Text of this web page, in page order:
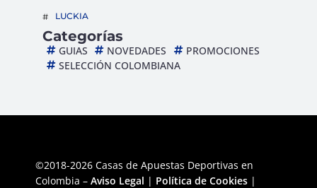
LUCKIA
Categorías
GUIAS NOVEDADES
PROMOCIONES
SELECCIÓN COLOMBIANA
©2018-2026 Casas de Apuestas Deportivas en
Colombia – Aviso Legal | Política de Cookies |